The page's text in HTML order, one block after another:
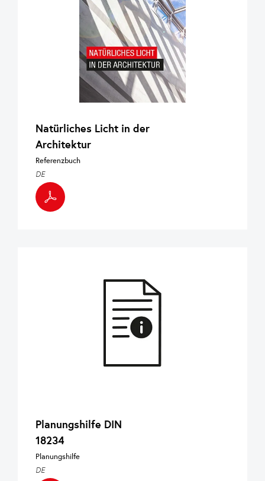
Natürliches Licht in der
Architektur
Referenzbuch
DE
Planungshilfe DIN
18234
Planungshilfe
DE